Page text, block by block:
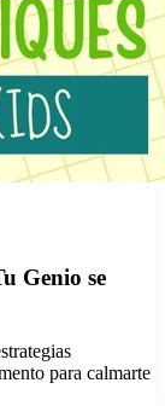
Genio se
para calmarte